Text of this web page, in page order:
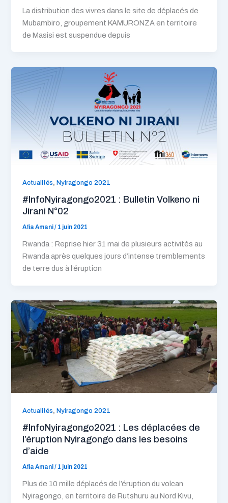
La distribution des vivres dans le site de déplacés de
Mubambiro, groupement KAMURONZA en territoire
de Masisi est suspendue depuis
Actualités,Nyiragongo 2021
#InfoNyiragongo2021 : Bulletin Volkeno ni
Jirani N°02
Afia Amani/ 1 juin 2021
Rwanda : Reprise hier 31 mai de plusieurs activités au
Rwanda après quelques jours d’intense tremblements
de terre dus à l’éruption
Actualités,Nyiragongo 2021
#InfoNyiragongo2021 : Les déplacées de
l’éruption Nyiragongo dans les besoins
d’aide
Afia Amani/ 1 juin 2021
Plus de 10 mille déplacés de l’éruption du volcan
Nyiragongo, en territoire de Rutshuru au Nord Kivu,